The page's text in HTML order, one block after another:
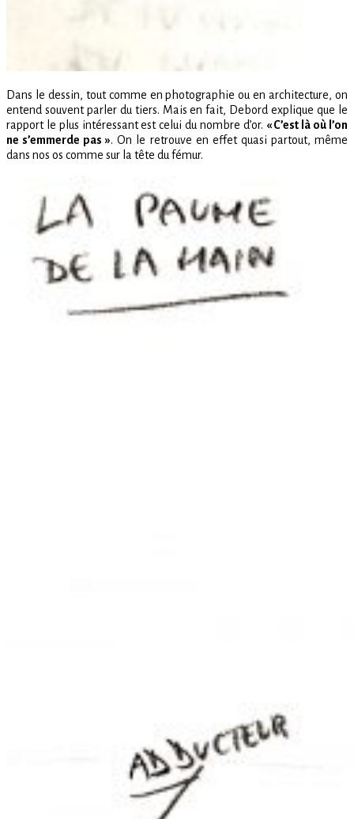
Dans le dessin, tout comme en photographie ou en architecture, on
entend souvent parler du tiers. Mais en fait, Debord explique que le
rapport le plus intéressant est celui du nombre d’or. « C’est là où l’on
ne s’emmerde pas ». On le retrouve en effet quasi partout, même
dans nos os comme sur la tête du fémur.